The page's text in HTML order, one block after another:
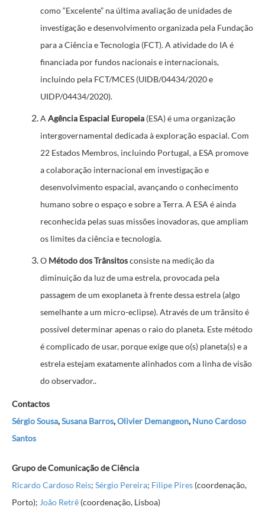
como “Excelente” na última avaliação de unidades de
investigação e desenvolvimento organizada pela Fundação
para a Ciência e Tecnologia (FCT). A atividade do IA é
financiada por fundos nacionais e internacionais,
incluindo pela FCT/MCES (UIDB/04434/2020 e
UIDP/04434/2020).
AAgência Espacial Europeia (ESA) é uma organização
intergovernamental dedicada à exploração espacial. Com
22 Estados Membros, incluindo Portugal, a ESA promove
a colaboração internacional em investigação e
desenvolvimento espacial, avançando o conhecimento
humano sobre o espaço e sobre a Terra. A ESA é ainda
reconhecida pelas suas missões inovadoras, que ampliam
os limites da ciência e tecnologia.
O Método dos Trânsitosconsiste na medição da
diminuição da luz de uma estrela, provocada pela
passagem de um exoplaneta à frente dessa estrela (algo
semelhante a um micro-eclipse). Através de um trânsito é
possível determinar apenas o raio do planeta. Este método
é complicado de usar, porque exige que o(s) planeta(s) e a
estrela estejam exatamente alinhados com a linha de visão
do observador..
Contactos
Sérgio Sousa,Susana Barros,Olivier Demangeon, Nuno Cardoso
Santos
Grupo de Comunicação de Ciência
Ricardo Cardoso Reis; Sérgio Pereira; Filipe Pires (coordenação,
Porto); João Retrê (coordenação, Lisboa)